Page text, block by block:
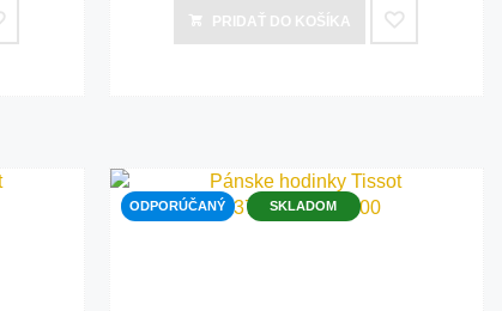
PRIDAŤ DO KOŠÍKA
ODPORÚČANÝ SKLADOM